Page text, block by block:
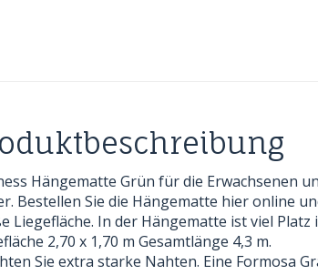
Hängematte Grün für die Erwachsenen
Bestellen Sie die Hängematte hier online
Liegefläche. In der Hängematte ist viel
2,70 x 1,70 m Gesamtlänge 4,3 m.
Sie extra starke Nahten. Eine Formosa